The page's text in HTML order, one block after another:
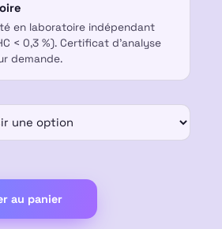
en laboratoire indépendant
< 0,3 %). Certificat d’analyse
demande.
au panier